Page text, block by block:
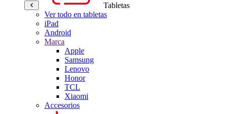
Tabletas
Ver todo en tabletas
iPad
Android
Marca
Apple
Samsung
Lenovo
Honor
TCL
Xiaomi
Accesorios